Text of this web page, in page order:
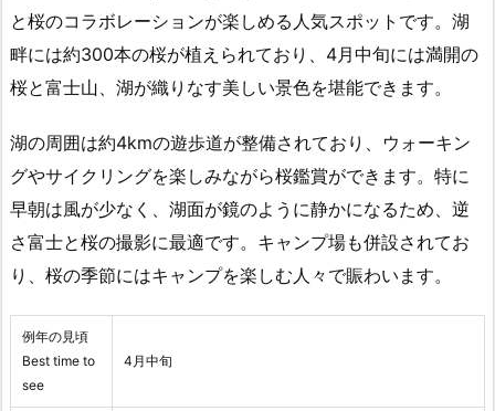
と桜のコラボレーションが楽しめる人気スポットです。湖
畔には約300本の桜が植えられており、4月中旬には満開の
桜と富士山、湖が織りなす美しい景色を堪能できます。
湖の周囲は約4kmの遊歩道が整備されており、ウォーキン
グやサイクリングを楽しみながら桜鑑賞ができます。特に
早朝は風が少なく、湖面が鏡のように静かになるため、逆
さ富士と桜の撮影に最適です。キャンプ場も併設されてお
り、桜の季節にはキャンプを楽しむ人々で賑わいます。
例年の見頃
Best time to
see
4月中旬